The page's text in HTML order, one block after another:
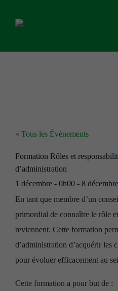
« Tous les Évènements
Formation Rôles et
d’administration
1 décembre - 0h00 - 8 décembre
En tant que membre d’un
primordial de connaître le rôle
reviennent. Cette formation
d’administration d’acquérir les
pour évoluer efficacement au
Cette formation a pour but de :